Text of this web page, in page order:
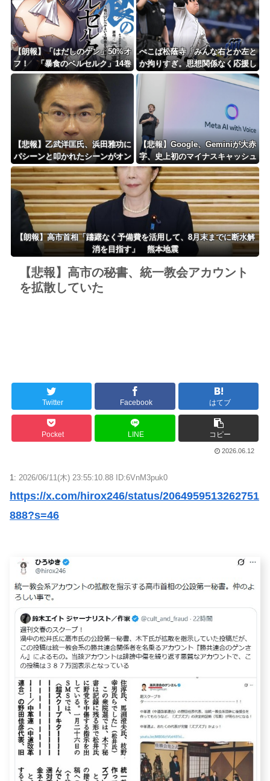
【朗報】「はだしのゲン」50%オ
フ！ 「暴食のベルセルク」14巻
無料ｗｗｗｗｗｗ
ぺこぱ松蔭寺「みんな右とか左と
か拘りすぎ。思想関係なく応援し
ようよ」
【悲報】乙武洋匡氏、浜田雅功に
パシーンと叩かれたシーンがオン
エアされず「障害者相手だと放送
されなくなる。俺、逆差別だと思
って」
【悲報】Google、Geminiが大赤
字、史上初のマイナスキャッシュ
フローに陥る・・・
【朗報】高市首相「躊躇なく予備費を活用して、8月末までに断水解
消を目指す」 熊本地震
【悲報】高市の秘書、統一教会アカウント
を拡散していた
Twitter Facebook はてブ
Pocket LINE コピー
2026.06.12
1: 2026/06/11(木) 23:55:10.88 ID:6VnM3puk0
https://x.com/hirox246/status/2064959513262751
888?s=46